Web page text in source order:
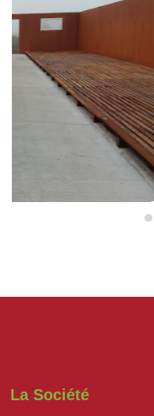
La Société